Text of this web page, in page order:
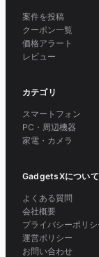
案件を投稿
クーポン一覧
価格アラート
レビュー
カテゴリ
スマートフォン
PC・周辺機器
家電・カメラ
GadgetsXについて
よくある質問
会社概要
プライバシーポリシ
運営ポリシー
お問い合わせ